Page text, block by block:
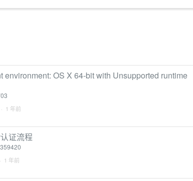
OS X 64-bit with Unsupported runtime
· 1 年前
证流程
· 1 年前